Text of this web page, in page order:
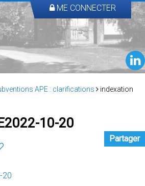
ME CONNECTER
APE : clarifications
indexation
10-20
Partager
20